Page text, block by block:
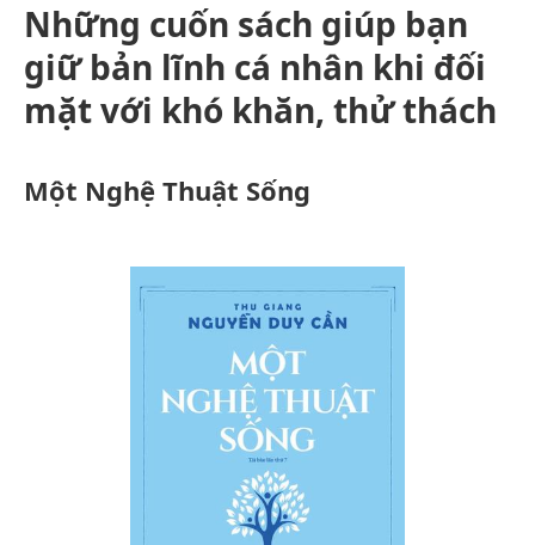
Những cuốn sách giúp bạn
giữ bản lĩnh cá nhân khi đối
mặt với khó khăn, thử thách
Một Nghệ Thuật Sống